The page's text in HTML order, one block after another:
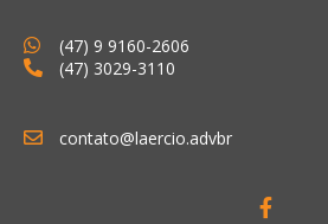
(47) 9 9160-2606
(47) 3029-3110
contato@laercio.advbr